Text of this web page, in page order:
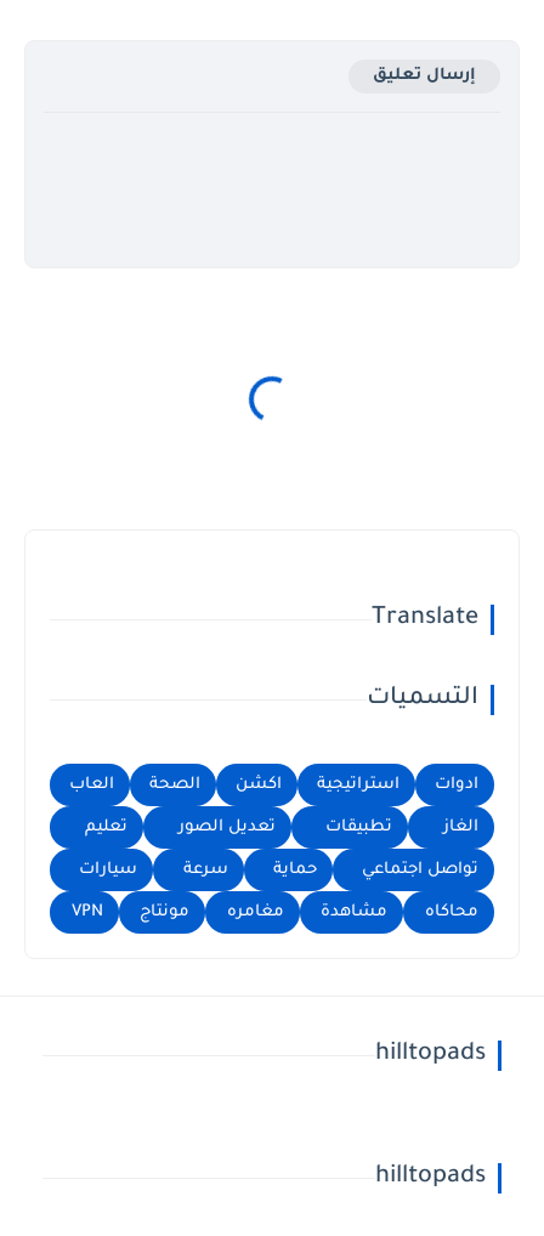
إرسال تعليق
Translate
التسميات
ادوات استراتيجية اكشن الصحة العاب
الغاز تطبيقات تعديل الصور تعليم
تواصل اجتماعي حماية سرعة سيارات
محاكاه مشاهدة مغامره مونتاج VPN
hilltopads
hilltopads